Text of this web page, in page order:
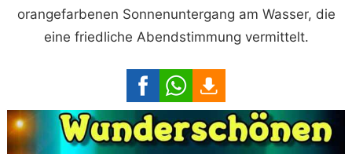
orangefarbenen Sonnenuntergang am Wasser, die
eine friedliche Abendstimmung vermittelt.